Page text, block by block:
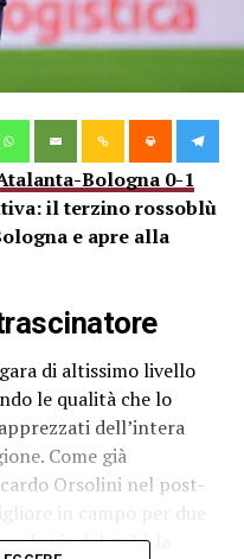
Bologna 0-1
il terzino rossoblù
e apre alla
di altissimo livello
le qualità che lo
dell’intera
Come già
Orsolini nel post-
in campo per due
la via del gol è la